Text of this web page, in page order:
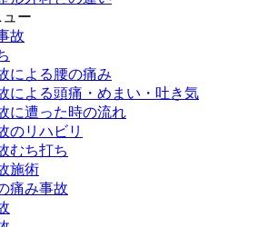
ー
故
による腰の痛み
による頭痛・めまい・吐き気
に遭った時の流れ
のリハビリ
むち打ち
施術
痛み事故